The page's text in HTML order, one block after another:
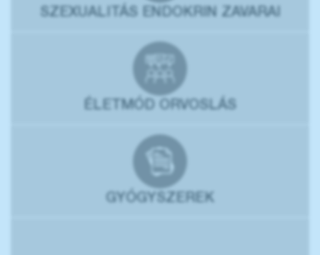
SZEXUALITÁS ENDOKRIN ZAVARAI
ÉLETMÓD ORVOSLÁS
GYÓGYSZEREK